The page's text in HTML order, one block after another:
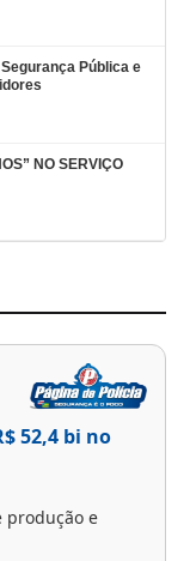
Pública e
NO SERVIÇO
52,4 bi no
produção e